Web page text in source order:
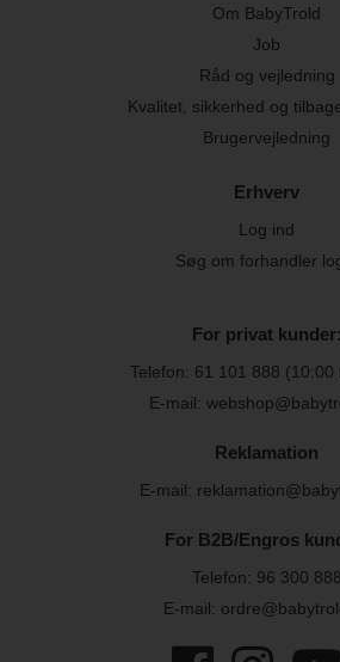
Om BabyTrold
Job
Råd og vejledning
Kvalitet, sikkerhed og
Brugervejledning
Erhverv
Log ind
Søg om forhandler
For privat kunder:
Telefon: 61 101 888 (10:00
E-mail:
Reklamation
E-mail:
For B2B/Engros
Telefon: 96 300 888
E-mail: